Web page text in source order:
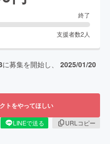
終了
支援者数2 人
に募集を開始し、 2025/01/20
トをやってほしい
LINEで送る
URLコピー